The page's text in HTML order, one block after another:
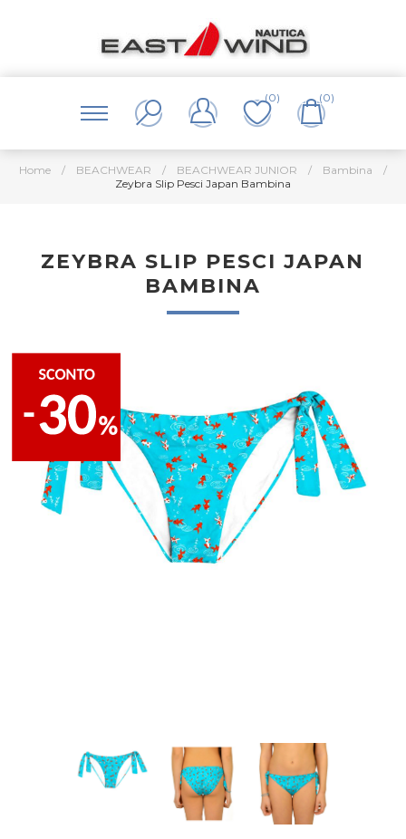
(0) (0)
Home / BEACHWEAR / BEACHWEAR JUNIOR / Bambina
/
Zeybra Slip Pesci Japan Bambina
ZEYBRA SLIP PESCI JAPAN
BAMBINA